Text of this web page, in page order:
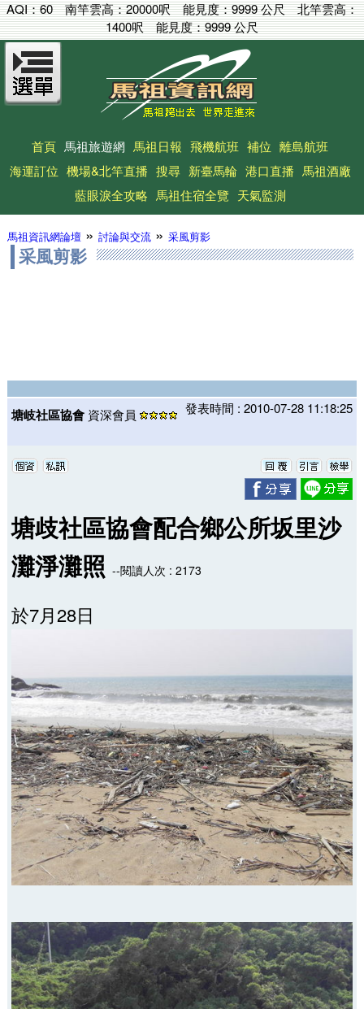
AQI：60 南竿雲高：20000呎能見度：9999 公尺北竿雲高：
1400呎能見度：9999 公尺
首頁 馬祖旅遊網 馬祖日報 飛機航班 補位 離島航班
海運訂位 機場&北竿直播 搜尋 新臺馬輪 港口直播 馬祖酒廠
藍眼淚全攻略 馬祖住宿全覽 天氣監測
馬祖資訊網論壇» 討論與交流» 采風剪影
采風剪影
塘岐社區協會 資深會員 發表時間 : 2010-07-28 11:18:25
塘歧社區協會配合鄉公所坂里沙
灘淨灘照 --閱讀人次 : 2173
於7月28日